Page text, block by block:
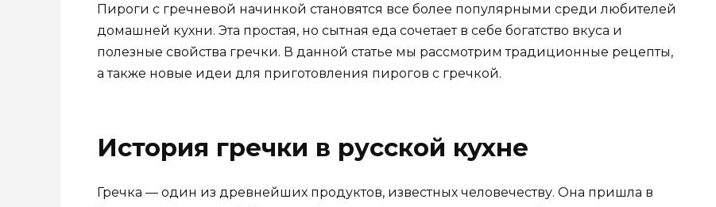
Пироги с гречневой начинкой становятся все более популярными среди любителей
домашней кухни. Эта простая, но сытная еда сочетает в себе богатство вкуса и
полезные свойства гречки. В данной статье мы рассмотрим традиционные рецепты,
а также новые идеи для приготовления пирогов с гречкой.
История гречки в русской кухне
Гречка — один из древнейших продуктов, известных человечеству. Она пришла в